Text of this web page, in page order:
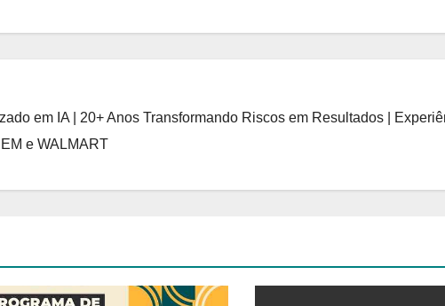
em IA | 20+ Anos Transformando Riscos em Resultados |
e WALMART